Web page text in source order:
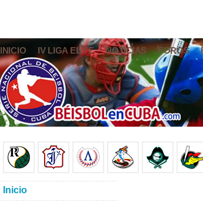
INICIO IV LIGA ELITE NOTICIAS FOROS
Inicio